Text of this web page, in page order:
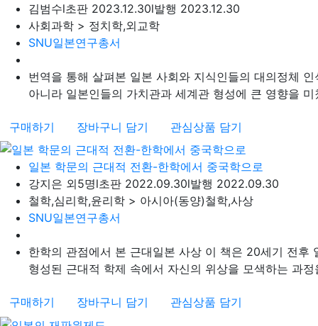
김범수l초판 2023.12.30l발행 2023.12.30
사회과학 > 정치학,외교학
SNU일본연구총서
번역을 통해 살펴본 일본 사회와 지식인들의 대의정체
아니라 일본인들의 가치관과 세계관 형성에 큰 영향을
구매하기 장바구니 담기 관심상품 담기
일본 학문의 근대적 전환-한학에서 중국학으로
강지은 외5명l초판 2022.09.30l발행 2022.09.30
철학,심리학,윤리학 > 아시아(동양)철학,사상
SNU일본연구총서
한학의 관점에서 본 근대일본 사상 이 책은 20세기 전후
형성된 근대적 학제 속에서 자신의 위상을 모색하는 과정
구매하기 장바구니 담기 관심상품 담기